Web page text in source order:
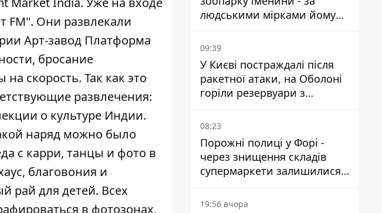
FM". Они развлекали
Арт-завод Платформа
бросание
скорость. Так как это
развлечения:
о культуре Индии.
наряд можно было
с карри, танцы и фото в
благовония и
рай для детей. Всех
в фотозонах,
людськими мірками йому
вже понад 90 років
09:39
У Києві постраждалі після
ракетної атаки, на Оболоні
горіли резервуари з
паливом
08:23
Порожні полиці у Форі -
через знищення складів
супермаркети залишилися
без асортименту
19:56 вчора